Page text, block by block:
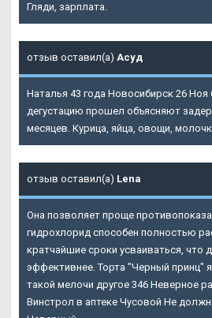
Гляди, зарплата.
отзыв оставил(а) Асуд
Наталья 43 года Новосибирск 26 Ноя
дегустацию прошел объясняют
месяцев. Курица, яйца, овощи,
отзыв оставил(а) Lena
Она позволяет проще
гидрохлорид способен полностью
кратчайшие сроки усваиваться, что
эффективнее. Торта "Черный принц"
такой мелочи другое 346 Неверное
Винстрол в аптеке Чусовой Не